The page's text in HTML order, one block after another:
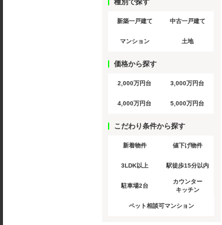
種別で探す
新築一戸建て 中古一戸建て
マンション 土地
価格から探す
2,000万円台 3,000万円台
4,000万円台 5,000万円台
こだわり条件から探す
新着物件 値下げ物件
3LDK以上 駅徒歩15分以内
駐車場2台
カウンター
キッチン
ペット相談可マンション